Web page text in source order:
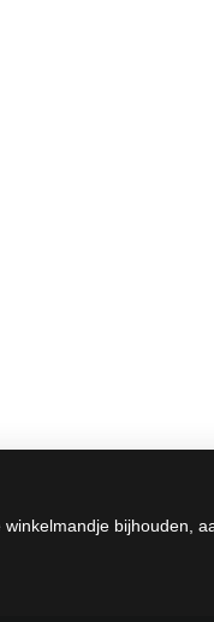
bijhouden,